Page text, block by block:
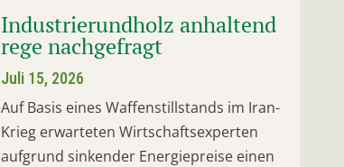
Industrierundholz anhaltend
rege nachgefragt
Juli 15, 2026
Auf Basis eines Waffenstillstands im Iran-
Krieg erwarteten Wirtschaftsexperten
aufgrund sinkender Energiepreise einen